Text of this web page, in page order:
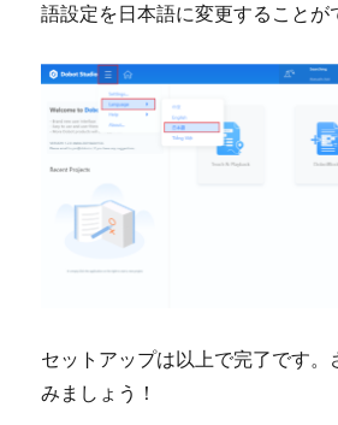
語設定を日本語に変更することが
セットアップは以上で完了です。
みましょう！